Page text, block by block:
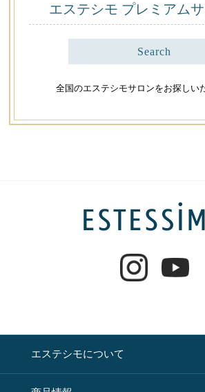
エステシモ プレミアム
Search
全国のエステシモサロンをお探しい
エステシモについて